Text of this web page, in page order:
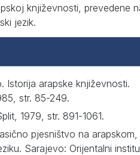
književnosti, prevedene
jezik.
Istorija arapske književnosti.
str. 85-249.
1979, str. 891-1061.
pjesništvo na arapskom,
Sarajevo: Orijentalni